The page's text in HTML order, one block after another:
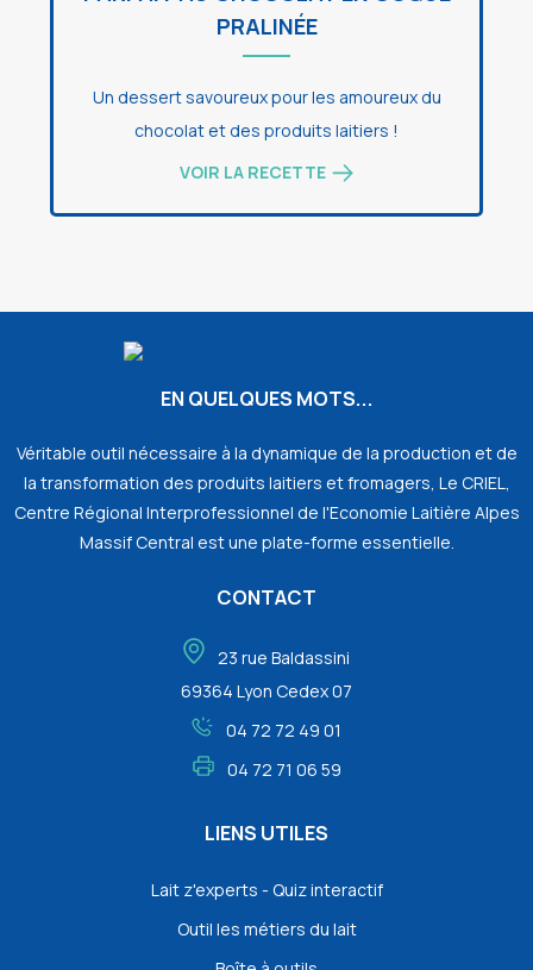
PRALINÉE
Un dessert savoureux pour les amoureux du
chocolat et des produits laitiers !
VOIR LA RECETTE
EN QUELQUES MOTS...
Véritable outil nécessaire à la dynamique de la production et de
la transformation des produits laitiers et fromagers, Le CRIEL,
Centre Régional Interprofessionnel de l'Economie Laitière Alpes
Massif Central est une plate-forme essentielle.
CONTACT
23 rue Baldassini
69364 Lyon Cedex 07
04 72 72 49 01
04 72 71 06 59
LIENS UTILES
Lait z'experts - Quiz interactif
Outil les métiers du lait